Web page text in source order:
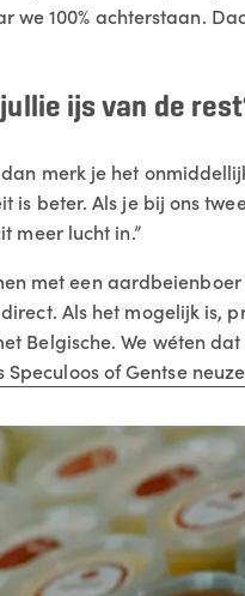
we 100% achterstaan.
ijs van de
merk je het
is beter. Als je bij ons
meer lucht in.”
met een
Als het mogelijk is,
Belgische. We wéten
of Gentse